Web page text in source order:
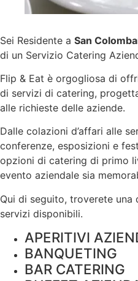
Sei Residente a San
di un Servizio Catering
Flip & Eat è orgogliosa di
di servizi di catering,
alle richieste delle aziende.
Dalle colazioni d’affari alle
conferenze, esposizioni e
opzioni di catering di primo
evento aziendale sia
Qui di seguito, troverete
servizi disponibili.
APERITIVI
BANQUETING
BAR CATERING